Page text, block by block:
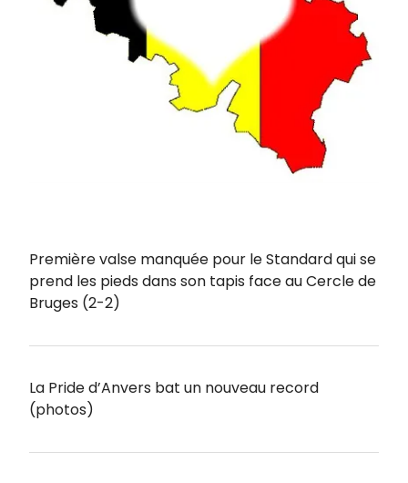
Première valse manquée pour le Standard qui se
prend les pieds dans son tapis face au Cercle de
Bruges (2-2)
La Pride d’Anvers bat un nouveau record
(photos)